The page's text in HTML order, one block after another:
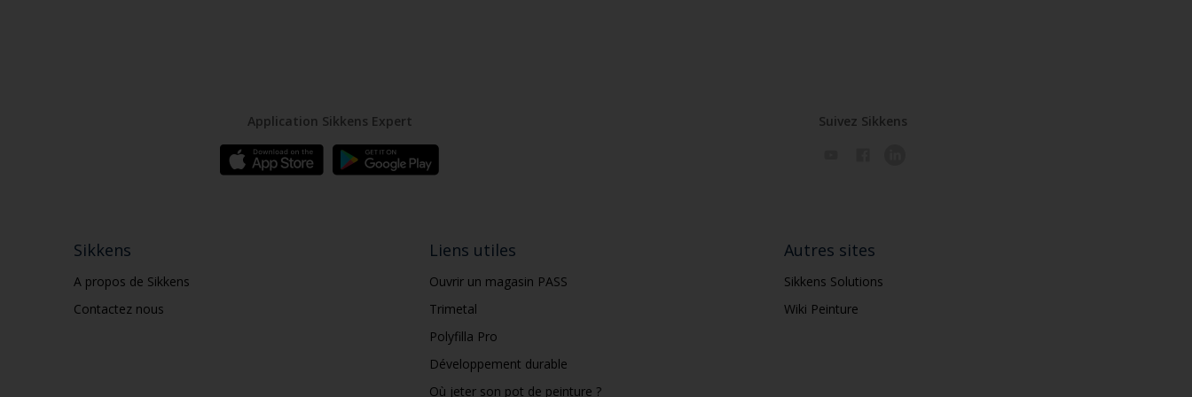
Application Sikkens Expert Suivez Sikkens
Sikkens
A propos de Sikkens
Contactez nous
Liens utiles
Ouvrir un magasin PASS
Trimetal
Polyfilla Pro
Développement durable
Où jeter son pot de peinture ?
Autres sites
Sikkens Solutions
Wiki Peinture